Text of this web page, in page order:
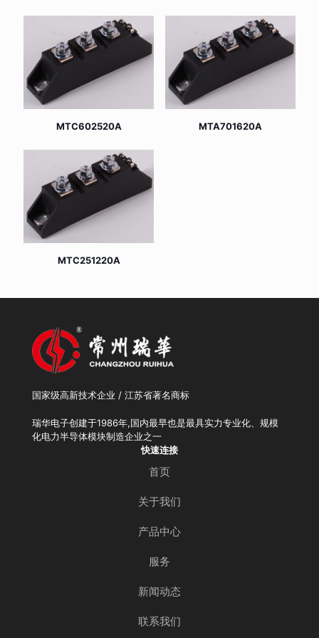
MTC602520A MTA701620A
MTC251220A
国家级高新技术企业 / 江苏省著名商标
瑞华电子创建于1986年,国内最早也是最具实力专业化、规模
化电力半导体模块制造企业之一
快速连接
首页
关于我们
产品中心
服务
新闻动态
联系我们